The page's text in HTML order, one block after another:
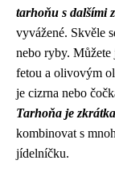
tarhoňu s dalšími
vyvážené. Skvěle
nebo ryby. Můžete
fetou a olivovým
je cizrna nebo
Tarhoňa je
kombinovat s
jídelníčku.